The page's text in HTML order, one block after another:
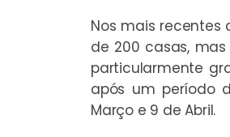
Nos mais
de 200 casas,
particularmente
após um período
Março e 9 de Abril.